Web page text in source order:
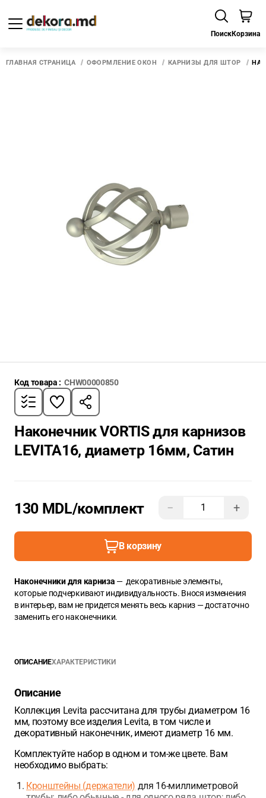
ПоискКорзина
ГЛАВНАЯ СТРАНИЦА ОФОРМЛЕНИЕ ОКОН КАРНИЗЫ ДЛЯ ШТОР
Код товара : CHW00000850
Наконечник VORTIS для карнизов
LEVITA16, диаметр 16мм, Сатин
130 MDL/комплект − +
В корзину
Наконечники для карниза — декоративные элементы,
которые подчеркивают индивидуальность. Внося изменения
в интерьер, вам не придется менять весь карниз — достаточно
заменить его наконечники.
ОПИСАНИЕХАРАКТЕРИСТИКИ
Описание
Коллекция Levita рассчитана для трубы диаметром 16
мм, поэтому все изделия Levita, в том числе и
декоративный наконечник, имеют диаметр 16 мм.
Комплектуйте набор в одном и том-же цвете. Вам
необходимо выбрать:
Кронштейны (держатели) для 16-миллиметровой